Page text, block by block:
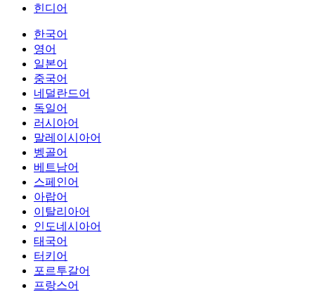
힌디어
한국어
영어
일본어
중국어
네덜란드어
독일어
러시아어
말레이시아어
벵골어
베트남어
스페인어
아랍어
이탈리아어
인도네시아어
태국어
터키어
포르투갈어
프랑스어